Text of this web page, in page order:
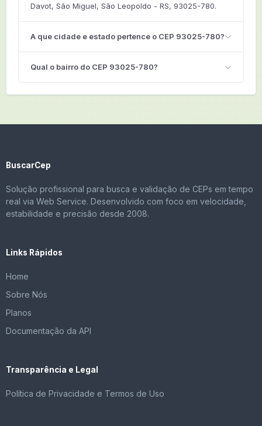
Davot, São Miguel, São Leopoldo - RS, 93025-780.
A que cidade e estado pertence o CEP 93025-780?
Qual o bairro do CEP 93025-780?
BuscarCep
Solução profissional para busca e validação de CEPs em tempo
real via Web Service. Desenvolvido com foco em velocidade,
estabilidade e precisão desde 2008.
Links Rápidos
Home
Sobre Nós
Planos
Documentação da API
Transparência e Legal
Política de Privacidade e Termos de Uso